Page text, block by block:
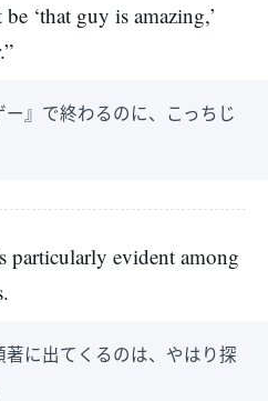
‘that guy is amazing,’
ー』で終わるのに、こっちじ
particularly evident among
に出てくるのは、やはり探